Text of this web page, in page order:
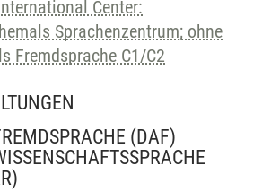
Center:
Sprachenzentrum; ohne
Fremdsprache C1/C2
(DAF)